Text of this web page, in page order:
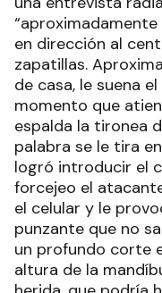
“aproximadamente
en dirección al
zapatillas.
de casa, le suena
momento que
espalda la tironea
palabra se le tira
logró introducir el
forcejeo el
el celular y le
punzante que no
un profundo corte
altura de la